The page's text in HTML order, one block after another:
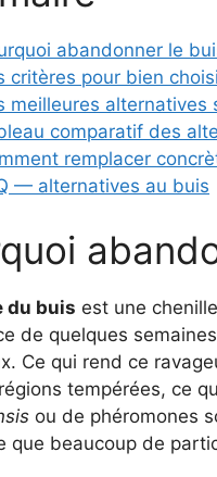
abandonner le
critères pour bien
meilleures alternatives
comparatif des
remplacer
— alternatives au buis
du buis est une
de quelques
Ce qui rend ce
tempérées, ce
ou de phéromones
que beaucoup de